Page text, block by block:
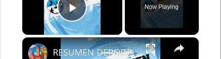
Play Video
Now Playing
×
RESUMEN DEPORTIVO 15 05 2025